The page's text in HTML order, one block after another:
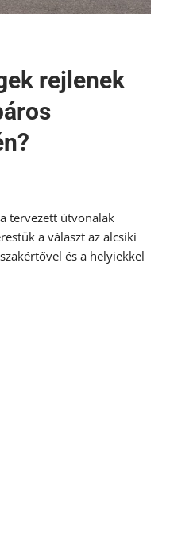
rejlenek
tervezett útvonalak
a választ az alcsíki
és a helyiekkel